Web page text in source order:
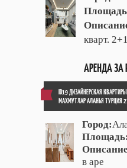
кварт.
АРЕНДА
ID19 ДИЗАЙНЕРСКАЯ
МАХМУТЛАР АЛАНЬЯ ТУРЦИЯ
Город:
Площадь:
в аре